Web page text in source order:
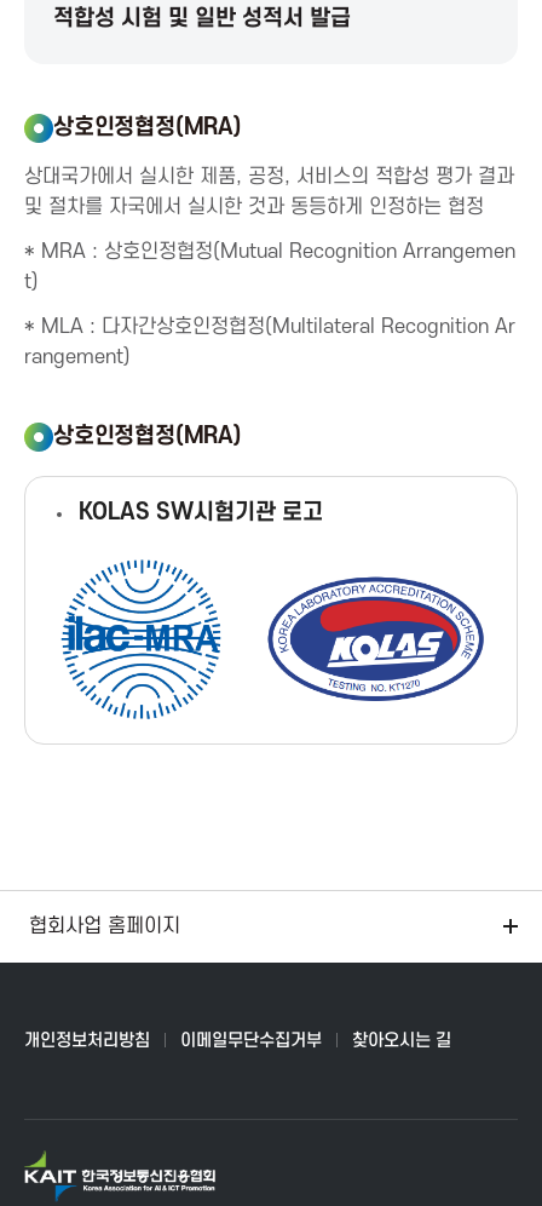
t
i
o
n
f
o
r
P
m
t
i
o
적합성 시험 및 일반 성적서 발급
상호인정협정(MRA)
상대국가에서 실시한 제품, 공정, 서비스의 적합성 평가 결과
및 절차를 자국에서 실시한 것과 동등하게 인정하는 협정
* MRA : 상호인정협정(Mutual Recognition Arrangemen
t)
* MLA : 다자간상호인정협정(Multilateral Recognition Ar
rangement)
상호인정협정(MRA)
KOLAS SW시험기관 로고
개인정보처리방침 이메일무단수집거부 찾아오시는 길
협회사업 홈페이지
K